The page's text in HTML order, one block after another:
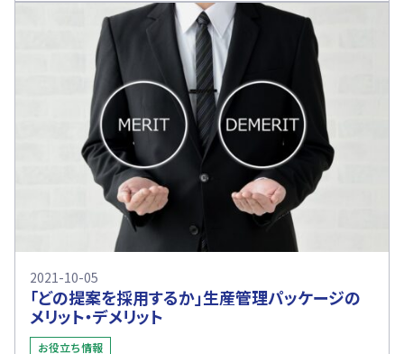
2021-10-05
「どの提案を採用するか」生産管理パッケージの
メリット・デメリット
お役立ち情報